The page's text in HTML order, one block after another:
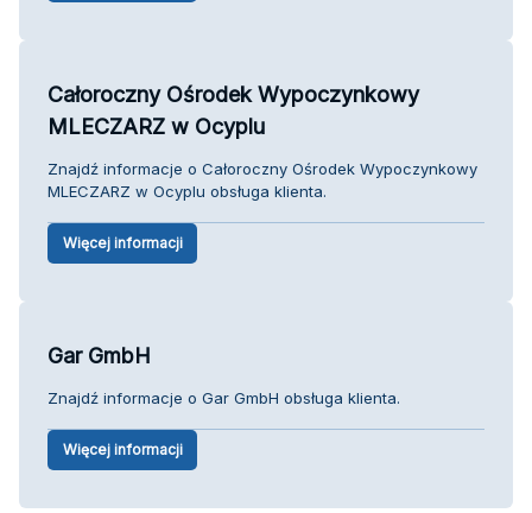
Całoroczny Ośrodek Wypoczynkowy
MLECZARZ w Ocyplu
Znajdź informacje o Całoroczny Ośrodek Wypoczynkowy
MLECZARZ w Ocyplu obsługa klienta.
Więcej informacji
Gar GmbH
Znajdź informacje o Gar GmbH obsługa klienta.
Więcej informacji